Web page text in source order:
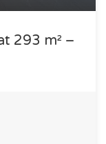
293 m² –